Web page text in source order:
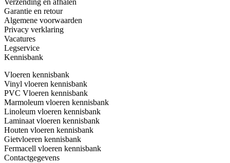
Verzending en afhalen
Garantie en retour
Algemene voorwaarden
Privacy verklaring
Vacatures
Legservice
Kennisbank
Vloeren kennisbank
Vinyl vloeren kennisbank
PVC Vloeren kennisbank
Marmoleum vloeren kennisbank
Linoleum vloeren kennisbank
Laminaat vloeren kennisbank
Houten vloeren kennisbank
Gietvloeren kennisbank
Fermacell vloeren kennisbank
Contactgegevens